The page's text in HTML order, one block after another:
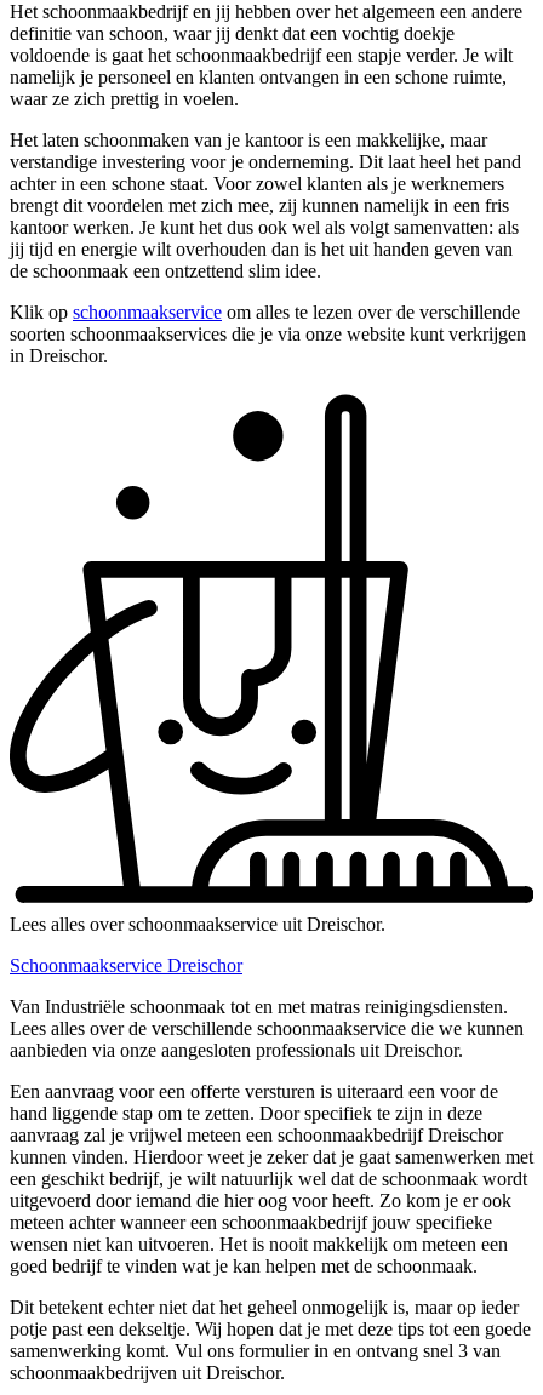
Het schoonmaakbedrijf en jij hebben over het algemeen een andere
definitie van schoon, waar jij denkt dat een vochtig doekje
voldoende is gaat het schoonmaakbedrijf een stapje verder. Je wilt
namelijk je personeel en klanten ontvangen in een schone ruimte,
waar ze zich prettig in voelen.
Het laten schoonmaken van je kantoor is een makkelijke, maar
verstandige investering voor je onderneming. Dit laat heel het pand
achter in een schone staat. Voor zowel klanten als je werknemers
brengt dit voordelen met zich mee, zij kunnen namelijk in een fris
kantoor werken. Je kunt het dus ook wel als volgt samenvatten: als
jij tijd en energie wilt overhouden dan is het uit handen geven van
de schoonmaak een ontzettend slim idee.
Klik op schoonmaakservice om alles te lezen over de verschillende
soorten schoonmaakservices die je via onze website kunt verkrijgen
in Dreischor.
Lees alles over schoonmaakservice uit Dreischor.
Schoonmaakservice Dreischor
Van Industriële schoonmaak tot en met matras reinigingsdiensten.
Lees alles over de verschillende schoonmaakservice die we kunnen
aanbieden via onze aangesloten professionals uit Dreischor.
Een aanvraag voor een offerte versturen is uiteraard een voor de
hand liggende stap om te zetten. Door specifiek te zijn in deze
aanvraag zal je vrijwel meteen een schoonmaakbedrijf Dreischor
kunnen vinden. Hierdoor weet je zeker dat je gaat samenwerken met
een geschikt bedrijf, je wilt natuurlijk wel dat de schoonmaak wordt
uitgevoerd door iemand die hier oog voor heeft. Zo kom je er ook
meteen achter wanneer een schoonmaakbedrijf jouw specifieke
wensen niet kan uitvoeren. Het is nooit makkelijk om meteen een
goed bedrijf te vinden wat je kan helpen met de schoonmaak.
Dit betekent echter niet dat het geheel onmogelijk is, maar op ieder
potje past een dekseltje. Wij hopen dat je met deze tips tot een goede
samenwerking komt. Vul ons formulier in en ontvang snel 3 van
schoonmaakbedrijven uit Dreischor.